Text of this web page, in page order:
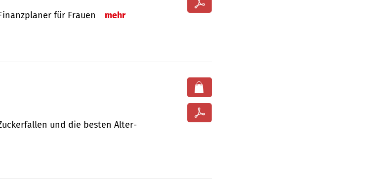
für Frauen mehr
und die besten Alter­